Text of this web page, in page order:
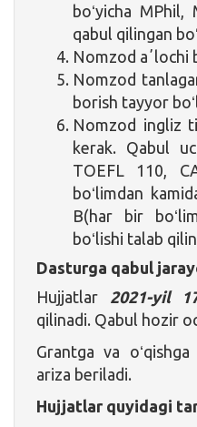
boʻyicha
qabul qilingan
Nomzod aʼlochi
Nomzod
borish tayyor
Nomzod ingliz
kerak. Qabul
TOEFL 110,
boʻlimdan
B(har bir
boʻlishi talab
Dasturga qabul
Hujjatlar 2021-yil
qilinadi. Qabul hozir
Grantga va
ariza beriladi.
Hujjatlar quyidagi